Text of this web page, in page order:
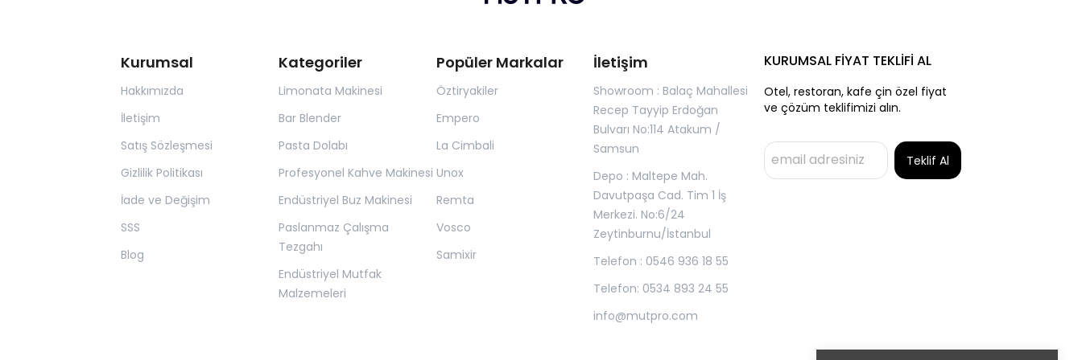
Kurumsal
Hakkımızda
İletişim
Satış Sözleşmesi
Gizlilik Politikası
İade ve Değişim
SSS
Blog
Kategoriler
Limonata Makinesi
Bar Blender
Pasta Dolabı
Profesyonel Kahve Makinesi
Endüstriyel Buz Makinesi
Paslanmaz Çalışma
Tezgahı
Endüstriyel Mutfak
Malzemeleri
Popüler Markalar
Öztiryakiler
Empero
La Cimbali
Unox
Remta
Vosco
Samixir
İletişim
Showroom : Balaç Mahallesi
Recep Tayyip Erdoğan
Bulvarı No:114 Atakum /
Samsun
Depo : Maltepe Mah.
Davutpaşa Cad. Tim 1 İş
Merkezi. No:6/24
Zeytinburnu/İstanbul
Telefon : 0546 936 18 55
Telefon: 0534 893 24 55
info@mutpro.com
KURUMSAL FİYAT TEKLİFİ AL
Otel, restoran, kafe çin özel fiyat
ve çözüm teklifimizi alın.
Teklif Al